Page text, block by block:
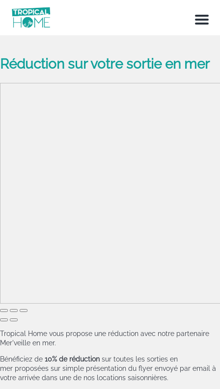
Menu
Réduction sur votre sortie en mer
Tropical Home vous propose une réduction avec notre partenaire
Mer'veille en mer.
Bénéficiez de 10% de réduction sur toutes les sorties en
mer proposées sur simple présentation du flyer envoyé par email à
votre arrivée dans une de nos locations saisonnières.